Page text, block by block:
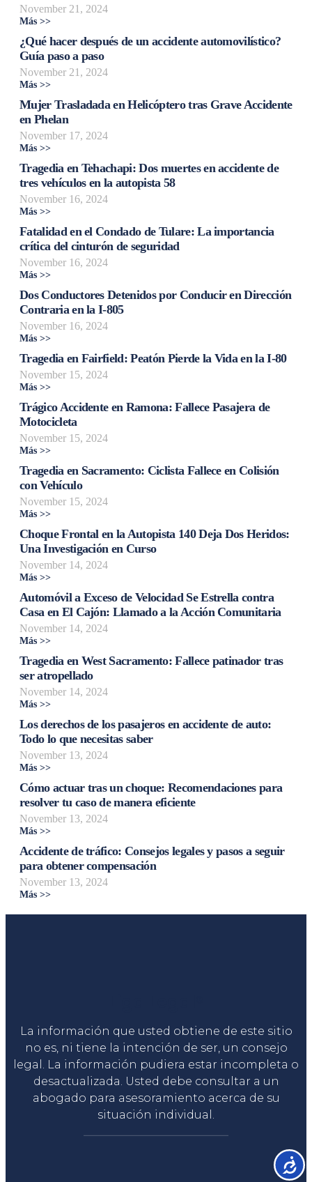
November 21, 2024
Más >>
¿Qué hacer después de un accidente automovilístico?
Guía paso a paso
November 21, 2024
Más >>
Mujer Trasladada en Helicóptero tras Grave Accidente
en Phelan
November 17, 2024
Más >>
Tragedia en Tehachapi: Dos muertes en accidente de
tres vehículos en la autopista 58
November 16, 2024
Más >>
Fatalidad en el Condado de Tulare: La importancia
crítica del cinturón de seguridad
November 16, 2024
Más >>
Dos Conductores Detenidos por Conducir en Dirección
Contraria en la I-805
November 16, 2024
Más >>
Tragedia en Fairfield: Peatón Pierde la Vida en la I-80
November 15, 2024
Más >>
Trágico Accidente en Ramona: Fallece Pasajera de
Motocicleta
November 15, 2024
Más >>
Tragedia en Sacramento: Ciclista Fallece en Colisión
con Vehículo
November 15, 2024
Más >>
Choque Frontal en la Autopista 140 Deja Dos Heridos:
Una Investigación en Curso
November 14, 2024
Más >>
Automóvil a Exceso de Velocidad Se Estrella contra
Casa en El Cajón: Llamado a la Acción Comunitaria
November 14, 2024
Más >>
Tragedia en West Sacramento: Fallece patinador tras
ser atropellado
November 14, 2024
Más >>
Los derechos de los pasajeros en accidente de auto:
Todo lo que necesitas saber
November 13, 2024
Más >>
Cómo actuar tras un choque: Recomendaciones para
resolver tu caso de manera eficiente
November 13, 2024
Más >>
Accidente de tráfico: Consejos legales y pasos a seguir
para obtener compensación
November 13, 2024
Más >>
La información que usted obtiene de este sitio
no es, ni tiene la intención de ser, un consejo
legal. La información pudiera estar incompleta o
desactualizada. Usted debe consultar a un
abogado para asesoramiento acerca de su
situación individual.